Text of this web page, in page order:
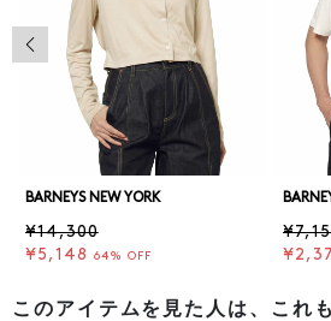
BARNEYS NEW YORK
¥14,300
¥5,148
64% OFF
前の画像
このアイテムを見た人は、これ